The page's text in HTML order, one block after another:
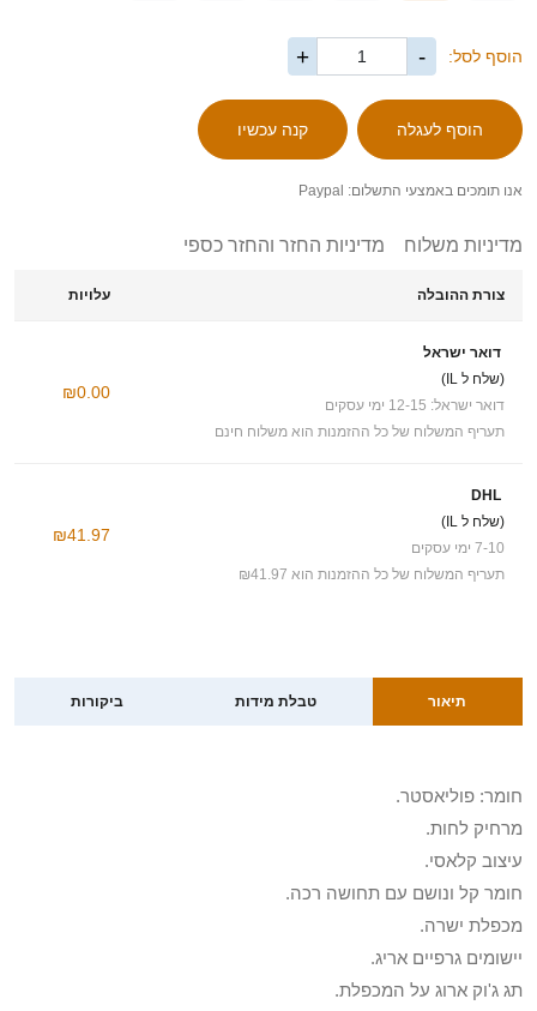
הוסף לסל: -
+
אנו תומכים באמצעי התשלום: Paypal
מדיניות משלוח מדיניות החזר והחזר כספי
צורת ההובלה עלויות
דואר ישראל
(שלח ל IL)
דואר ישראל: 12-15 ימי עסקים
תעריף המשלוח של כל ההזמנות הוא משלוח חינם
₪0.00
DHL
(שלח ל IL)
7-10 ימי עסקים
תעריף המשלוח של כל ההזמנות הוא ₪41.97
₪41.97
תיאור טבלת מידות ביקורות
חומר: פוליאסטר.
מרחיק לחות.
עיצוב קלאסי.
חומר קל ונושם עם תחושה רכה.
מכפלת ישרה.
יישומים גרפיים אריג.
תג ג'וק ארוג על המכפלת.